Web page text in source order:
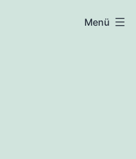
Menü